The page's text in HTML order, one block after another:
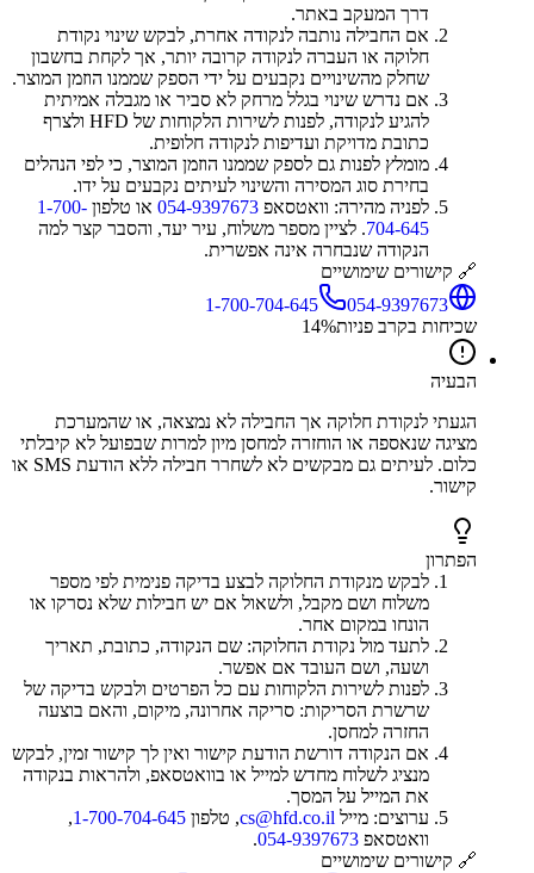
דרך המעקב באתר.
אם החבילה נותבה לנקודה אחרת, לבקש שינוי נקודת
חלוקה או העברה לנקודה קרובה יותר, אך לקחת בחשבון
שחלק מהשינויים נקבעים על ידי הספק שממנו הוזמן המוצר.
אם נדרש שינוי בגלל מרחק לא סביר או מגבלה אמיתית
להגיע לנקודה, לפנות לשירות הלקוחות של HFD ולצרף
כתובת מדויקת ועדיפות לנקודה חלופית.
מומלץ לפנות גם לספק שממנו הוזמן המוצר, כי לפי הנהלים
בחירת סוג המסירה והשינוי לעיתים נקבעים על ידו.
לפניה מהירה: וואטסאפ 054-9397673 או טלפון 1-700-
704-645. לציין מספר משלוח, עיר יעד, והסבר קצר למה
הנקודה שנבחרה אינה אפשרית.
🔗 קישורים שימושיים
054-9397673
1-700-704-645
שכיחות בקרב פניות
14%
הבעיה
הגעתי לנקודת חלוקה אך החבילה לא נמצאה, או שהמערכת
מציגה שנאספה או הוחזרה למחסן מיון למרות שבפועל לא קיבלתי
כלום. לעיתים גם מבקשים לא לשחרר חבילה ללא הודעת SMS או
קישור.
הפתרון
לבקש מנקודת החלוקה לבצע בדיקה פנימית לפי מספר
משלוח ושם מקבל, ולשאול אם יש חבילות שלא נסרקו או
הונחו במקום אחר.
לתעד מול נקודת החלוקה: שם הנקודה, כתובת, תאריך
ושעה, ושם העובד אם אפשר.
לפנות לשירות הלקוחות עם כל הפרטים ולבקש בדיקה של
שרשרת הסריקות: סריקה אחרונה, מיקום, והאם בוצעה
החזרה למחסן.
אם הנקודה דורשת הודעת קישור ואין לך קישור זמין, לבקש
מנציג לשלוח מחדש למייל או בוואטסאפ, ולהראות בנקודה
את המייל על המסך.
ערוצים: מייל cs@hfd.co.il, טלפון 1-700-704-645
,
וואטסאפ 054-9397673
.
🔗 קישורים שימושיים